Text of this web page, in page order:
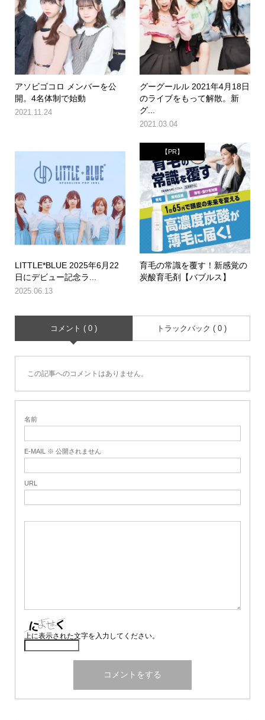
アソビゴコロ メンバーを公
開。4名体制で始動
2021.11.24
グーグールル 2021年4月18日
のライブをもって解散。新
グ...
2021.03.04
LITTLE*BLUE 2025年6月22
日にデビュー記念ラ...
2025.06.13
【PR】
育毛の常識を覆す！新感覚の
炭酸育毛剤【バブルス】
コメント ( 0 ) トラックバック ( 0 )
この記事へのコメントはありません。
名前
E-MAIL ※ 公開されません
URL
上に表示された文字を入力してください。